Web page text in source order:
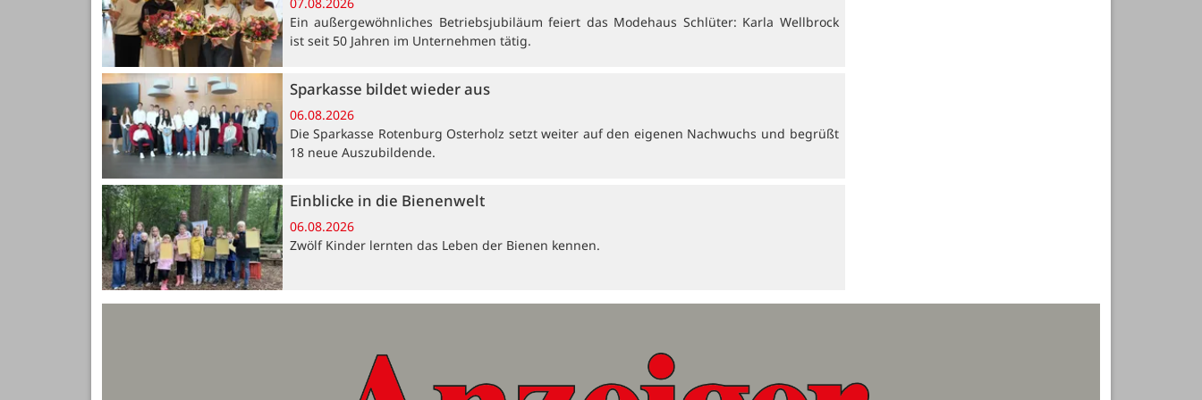
Ein außergewöhnliches Betriebsjubiläum feiert das Modehaus Schlüter: Karla Wellbrock
ist seit 50 Jahren im Unternehmen tätig.
Sparkasse bildet wieder aus
06.08.2026
Die Sparkasse Rotenburg Osterholz setzt weiter auf den eigenen Nachwuchs und begrüßt
18 neue Auszubildende.
Einblicke in die Bienenwelt
06.08.2026
Zwölf Kinder lernten das Leben der Bienen kennen.